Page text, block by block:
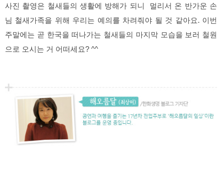
사진 촬영은 철새들의 생활에 방해가 되니 멀리서 온 반가운 손
님 철새가족을 위해 우리는 예의를 차려줘야 될 것 같아요. 이번
주말에는 곧 한국을 떠나가는 철새들의 마지막 모습을 보러 철원
으로 오시는 거 어떠세요? ^^